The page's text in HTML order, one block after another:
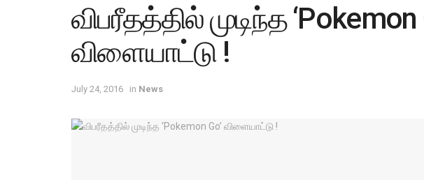
விபரீதத்தில் முடிந்த ‘Pokemon
விளையாட்டு !
July 24, 2016 in News